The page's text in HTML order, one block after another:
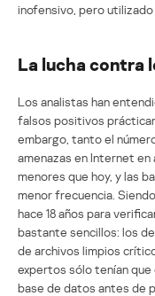
inofensivo, pero
La lucha contra
Los analistas han
falsos positivos
embargo, tanto el
amenazas en Internet
menores que hoy, y las
menor frecuencia.
hace 18 años para
bastante sencillos: los
de archivos limpios
expertos sólo tenían que
base de datos antes de